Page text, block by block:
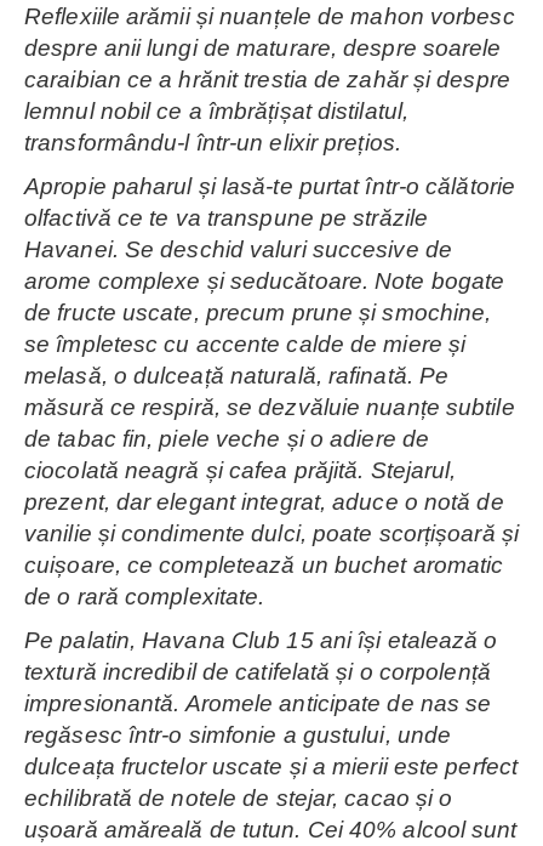
Reflexiile arămii și nuanțele de mahon vorbesc
despre anii lungi de maturare, despre soarele
caraibian ce a hrănit trestia de zahăr și despre
lemnul nobil ce a îmbrățișat distilatul,
transformându-l într-un elixir prețios.
Apropie paharul și lasă-te purtat într-o călătorie
olfactivă ce te va transpune pe străzile
Havanei. Se deschid valuri succesive de
arome complexe și seducătoare. Note bogate
de fructe uscate, precum prune și smochine,
se împletesc cu accente calde de miere și
melasă, o dulceață naturală, rafinată. Pe
măsură ce respiră, se dezvăluie nuanțe subtile
de tabac fin, piele veche și o adiere de
ciocolată neagră și cafea prăjită. Stejarul,
prezent, dar elegant integrat, aduce o notă de
vanilie și condimente dulci, poate scorțișoară și
cuișoare, ce completează un buchet aromatic
de o rară complexitate.
Pe palatin, Havana Club 15 ani își etalează o
textură incredibil de catifelată și o corpolență
impresionantă. Aromele anticipate de nas se
regăsesc într-o simfonie a gustului, unde
dulceața fructelor uscate și a mierii este perfect
echilibrată de notele de stejar, cacao și o
ușoară amăreală de tutun. Cei 40% alcool sunt